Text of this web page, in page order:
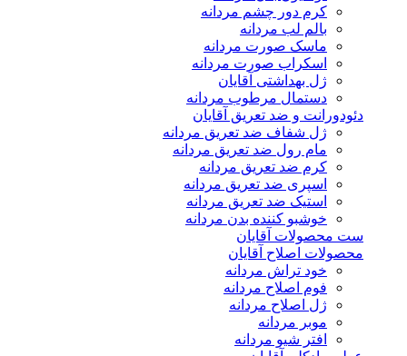
کرم دور چشم مردانه
بالم لب مردانه
ماسک صورت مردانه
اسکراب صورت مردانه
ژل بهداشتی آقایان
دستمال مرطوب مردانه
دئودورانت و ضد تعریق آقایان
ژل شفاف ضد تعریق مردانه
مام رول ضد تعریق مردانه
کرم ضد تعریق مردانه
اسپری ضد تعریق مردانه
استیک ضد تعریق مردانه
خوشبو کننده بدن مردانه
ست محصولات آقایان
محصولات اصلاح آقایان
خود تراش مردانه
فوم اصلاح مردانه
ژل اصلاح مردانه
موبر مردانه
افتر شیو مردانه